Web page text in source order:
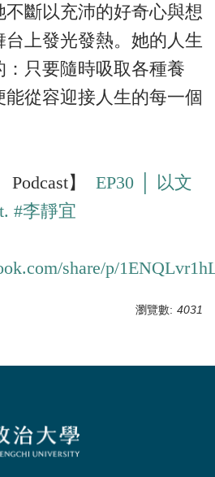
斷以充沛的好奇心與想
上發光發熱。她的人生
只要隨時吸取各種養
從容迎接人生的每一個
】 EP30 │ 以文
#李靜宜
share/p/
瀏覽數: 4031